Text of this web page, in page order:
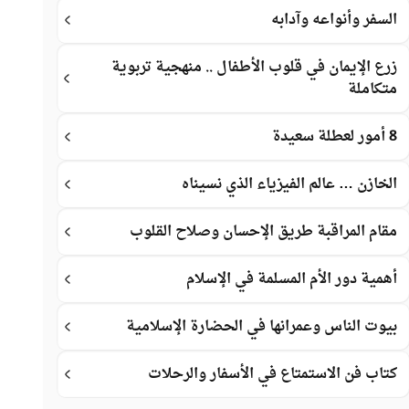
السفر وأنواعه وآدابه
زرع الإيمان في قلوب الأطفال .. منهجية تربوية
متكاملة
8 أمور لعطلة سعيدة
الخازن … عالم الفيزياء الذي نسيناه
مقام المراقبة طريق الإحسان وصلاح القلوب
أهمية دور الأم المسلمة في الإسلام
بيوت الناس وعمرانها في الحضارة الإسلامية
كتاب فن الاستمتاع في الأسفار والرحلات